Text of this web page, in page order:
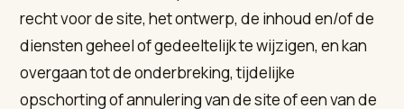
recht voor de site, het ontwerp, de inhoud en/of de
diensten geheel of gedeeltelijk te wijzigen, en kan
overgaan tot de onderbreking, tijdelijke
opschorting of annulering van de site of een van de